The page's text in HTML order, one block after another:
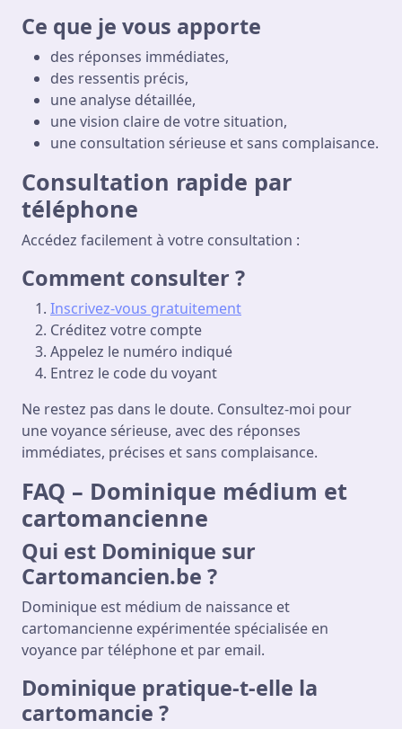
Ce que je vous apporte
des réponses immédiates,
des ressentis précis,
une analyse détaillée,
une vision claire de votre situation,
une consultation sérieuse et sans complaisance.
Consultation rapide par
téléphone
Accédez facilement à votre consultation :
Comment consulter ?
Inscrivez-vous gratuitement
Créditez votre compte
Appelez le numéro indiqué
Entrez le code du voyant
Ne restez pas dans le doute. Consultez-moi pour
une voyance sérieuse, avec des réponses
immédiates, précises et sans complaisance.
FAQ – Dominique médium et
cartomancienne
Qui est Dominique sur
Cartomancien.be ?
Dominique est médium de naissance et
cartomancienne expérimentée spécialisée en
voyance par téléphone et par email.
Dominique pratique-t-elle la
cartomancie ?